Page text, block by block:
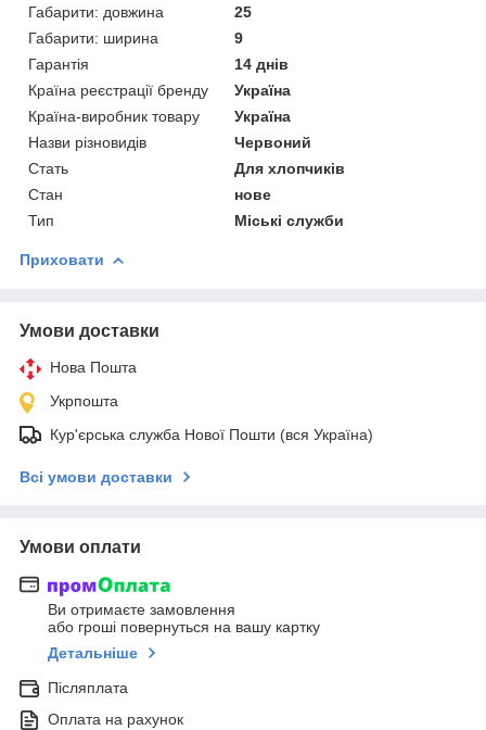
Габарити: довжина
25
Габарити: ширина
9
Гарантія
14 днів
Країна реєстрації бренду
Україна
Країна-виробник товару
Україна
Назви різновидів
Червоний
Стать
Для хлопчиків
Стан
нове
Тип
Міські служби
Приховати
Умови доставки
Нова Пошта
Укрпошта
Кур'єрська служба Нової Пошти (вся Україна)
Всі умови доставки
Умови оплати
Ви отримаєте замовлення
або гроші повернуться на вашу картку
Детальніше
Післяплата
Оплата на рахунок